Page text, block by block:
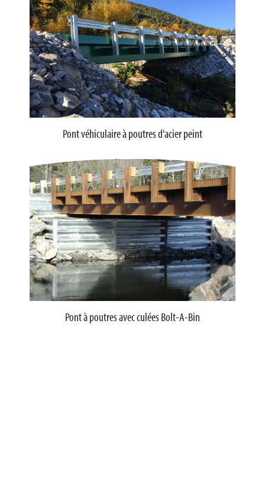
Pont véhiculaire à poutres d'acier peint
Pont à poutres avec culées Bolt-A-Bin